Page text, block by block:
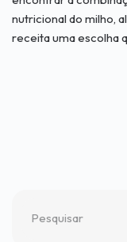
nutricional do milho,
receita uma escolha